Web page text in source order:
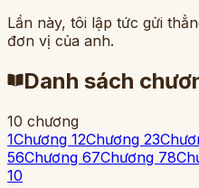
Lần này, tôi lập tức gửi
đơn vị của anh.
Danh sách
10 chương
1Chương 12Chương 23
56Chương 67Chương 78
10